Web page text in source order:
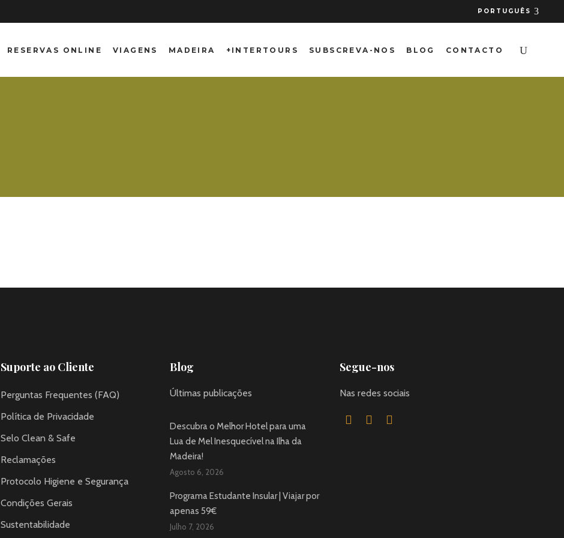
PORTUGUÊS
RESERVAS ONLINE VIAGENS MADEIRA +INTERTOURS SUBSCREVA-NOS BLOG CONTACTO
Suporte ao Cliente
Perguntas Frequentes (FAQ)
Política de Privacidade
Selo Clean & Safe
Reclamações
Protocolo Higiene e Segurança
Condições Gerais
Sustentabilidade
Blog
Últimas publicações
Descubra o Melhor Hotel para uma
Lua de Mel Inesquecível na Ilha da
Madeira!
Agosto 6, 2026
Programa Estudante Insular | Viajar por
apenas 59€
Julho 7, 2026
Segue-nos
Nas redes sociais